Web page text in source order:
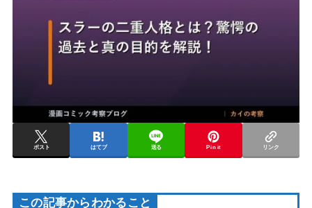
ポスト はてブ 送る Pin it リンク
この記事からわかること